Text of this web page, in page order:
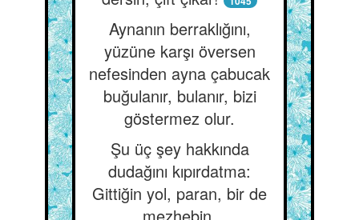
Aynanın berraklığını,
yüzüne karşı översen
nefesinden ayna çabucak
buğulanır, bulanır, bizi
göstermez olur.
Şu üç şey hakkında
dudağını kıpırdatma:
Gittiğin yol, paran, bir de